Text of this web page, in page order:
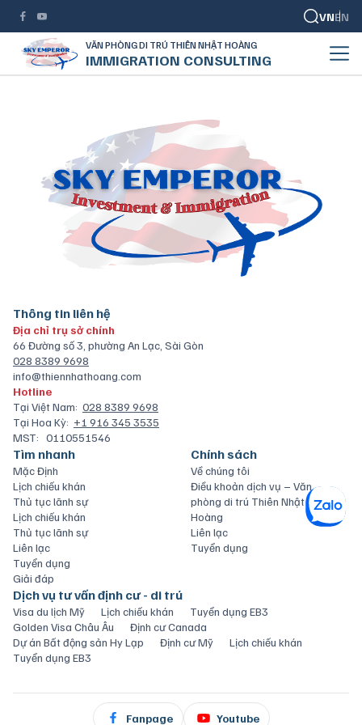
VNEN
VĂN PHÒNG DI TRÚ THIÊN NHẬT HOÀNG
IMMIGRATION CONSULTING
Thông tin liên hệ
Địa chỉ trụ sở chính
66 Đường số 3, phường An Lạc, Sài Gòn
028 8389 9698
info@thiennhathoang.com
Hotline
Tại Việt Nam: 028 8389 9698
Tại Hoa Kỳ: +1 916 345 3535
MST: 0110551546
Tìm nhanh
Mặc Định
Lịch chiếu khán
Thủ tục lãnh sự
Lịch chiếu khán
Thủ tục lãnh sự
Liên lạc
Tuyển dụng
Giải đáp
Chính sách
Về chúng tôi
Điều khoản dịch vụ – Văn
phòng di trú Thiên Nhật
Hoàng
Liên lạc
Tuyển dụng
Dịch vụ tư vấn định cư - di trú
Visa du lịch Mỹ Lịch chiếu khán
Tuyển dụng EB3
Golden Visa Châu Âu
Định cư Canada
Dự án Bất động sản Hy Lạp
Định cư Mỹ
Lịch chiếu khán
Tuyển dụng EB3
Fanpage Youtube